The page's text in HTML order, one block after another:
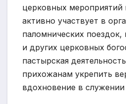
церковных мероприятий
активно участвует в
паломнических
и других церковных
пастырская
прихожанам укрепить
вдохновение в